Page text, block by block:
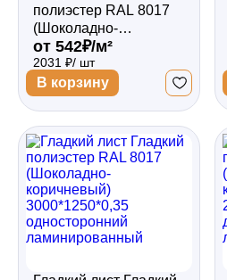
Водосточная
Профили для
Дача и сад
Другие товары
полиэстер RAL 8017
(Шоколадно-
коричневый)
3000*1250*0,45
двухсторонний
ламинированный
от 542₽/м²
2031 ₽/ шт
В корзину